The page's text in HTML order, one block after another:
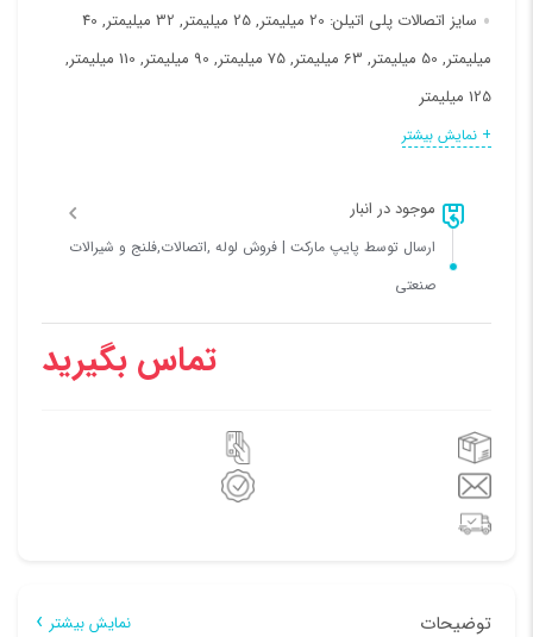
سایز اتصالات پلی اتیلن:
20 میلیمتر, 25 میلیمتر, 32 میلیمتر, 40
میلیمتر, 50 میلیمتر, 63 میلیمتر, 75 میلیمتر, 90 میلیمتر, 110 میلیمتر,
125 میلیمتر
فشار کاری:10 بار (اتمسفر)+ نمایش بیشتر
موجود در انبار
ارسال توسط پایپ مارکت | فروش لوله ,اتصالات,فلنج و شیرالات
صنعتی
تماس بگیرید
توضیحات نمایش بیشتر